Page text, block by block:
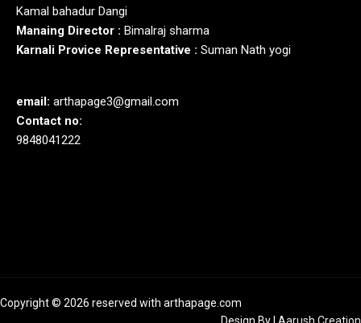
Kamal bahadur Dangi
Manaing Director : Bimalraj sharma
Karnali Provice Representative : Suman Nath yogi
email: arthapage3@gmail.com
Contact no:
9848041222
Copyright © 2026 reserved with arthapage.com